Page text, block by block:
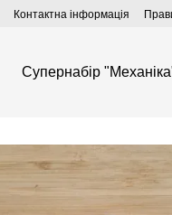
Контактна інформація
Супернабір